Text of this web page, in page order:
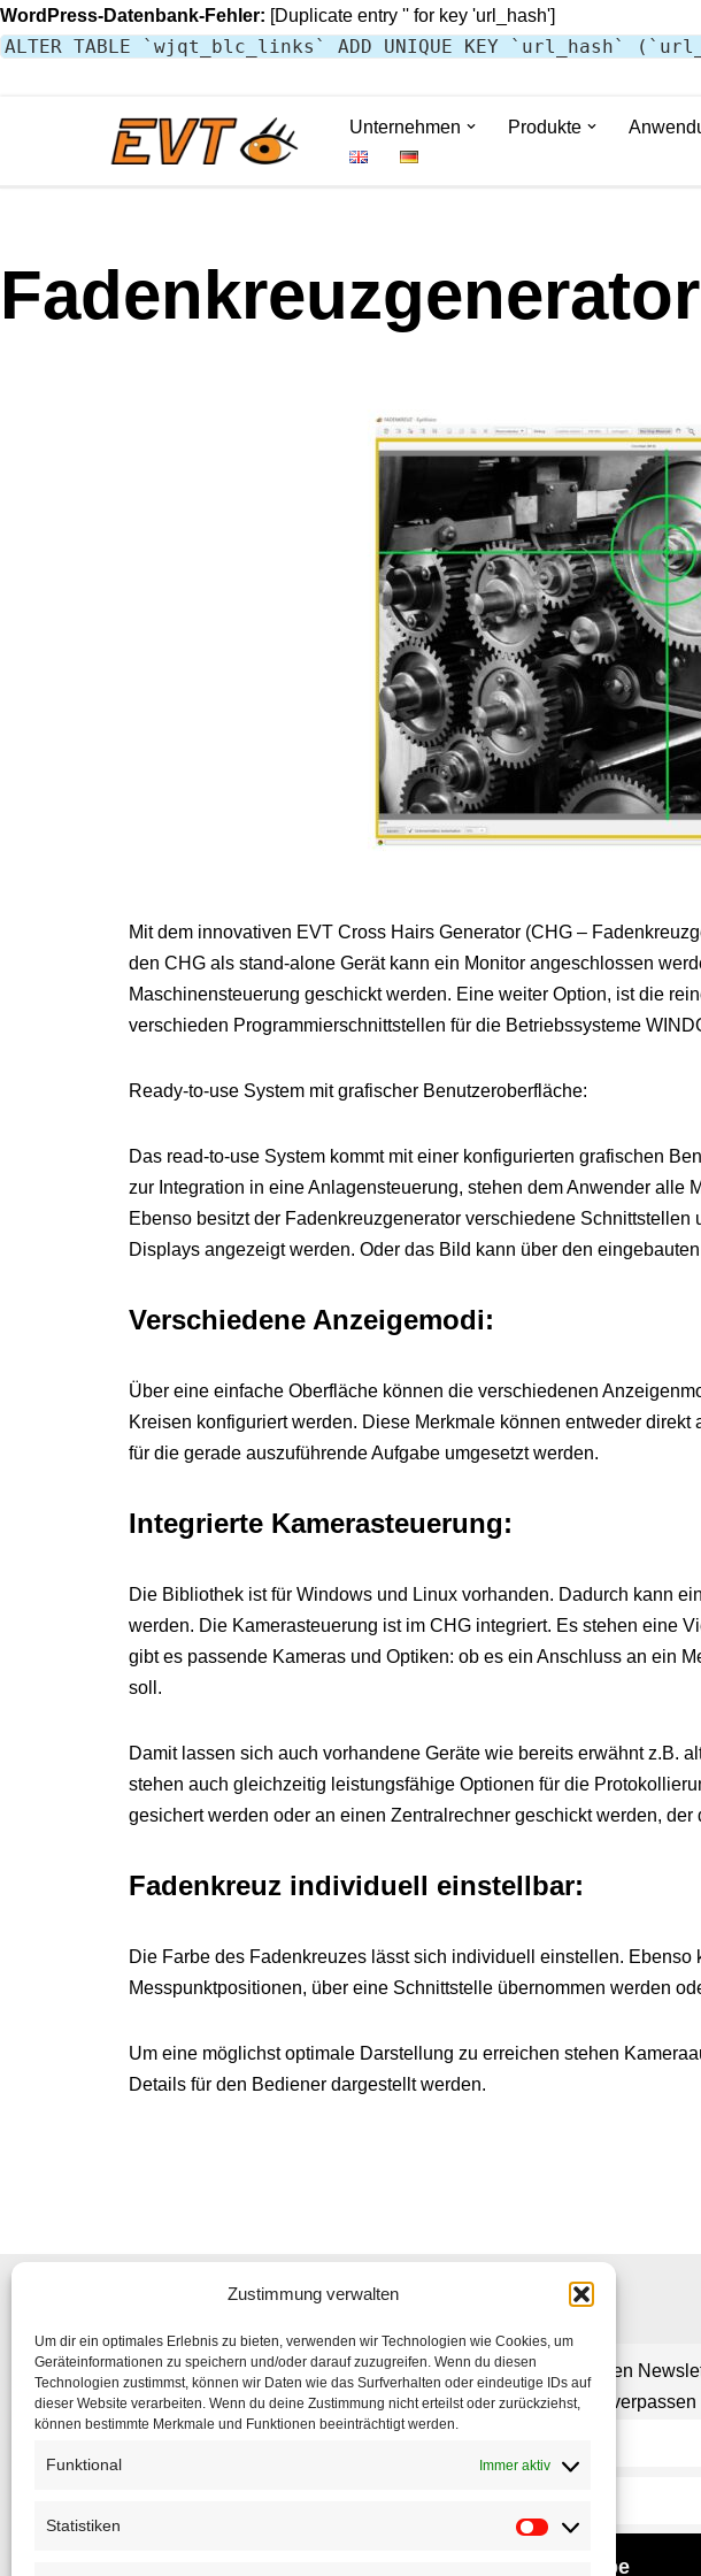
Zustimmung verwalten
Um dir ein optimales Erlebnis zu bieten, verwenden wir Technologien wie Cookies, um
Geräteinformationen zu speichern und/oder darauf zuzugreifen. Wenn du diesen
Technologien zustimmst, können wir Daten wie das Surfverhalten oder eindeutige IDs auf
dieser Website verarbeiten. Wenn du deine Zustimmung nicht erteilst oder zurückziehst,
können bestimmte Merkmale und Funktionen beeinträchtigt werden.
Funktional Immer aktiv
Statistiken
WordPress-Datenbank-Fehler: [Duplicate entry '' for key 'url_hash']
ALTER TABLE `wjqt_blc_links` ADD UNIQUE KEY `url_hash`
Unternehmen Produkte
Fadenkreuzgenerator
Mit dem innovativen EVT Cross Hairs Generator (CHG –
den CHG als stand-alone Gerät kann ein Monitor angeschlossen
Maschinensteuerung geschickt werden. Eine weiter Option, ist die
verschieden Programmierschnittstellen für die Betriebssysteme
Ready-to-use System mit grafischer Benutzeroberfläche:
Das read-to-use System kommt mit einer konfigurierten grafischen
zur Integration in eine Anlagensteuerung, stehen dem Anwender
Ebenso besitzt der Fadenkreuzgenerator verschiedene
Displays angezeigt werden. Oder das Bild kann über den
Verschiedene Anzeigemodi:
Über eine einfache Oberfläche können die verschiedenen
Kreisen konfiguriert werden. Diese Merkmale können entweder
für die gerade auszuführende Aufgabe umgesetzt werden.
Integrierte Kamerasteuerung:
Die Bibliothek ist für Windows und Linux vorhanden. Dadurch kann
werden. Die Kamerasteuerung ist im CHG integriert. Es stehen eine
gibt es passende Kameras und Optiken: ob es ein Anschluss an ein
soll.
Damit lassen sich auch vorhandene Geräte wie bereits erwähnt z.B.
stehen auch gleichzeitig leistungsfähige Optionen für die
gesichert werden oder an einen Zentralrechner geschickt werden,
Fadenkreuz individuell einstellbar:
Die Farbe des Fadenkreuzes lässt sich individuell einstellen.
Messpunktpositionen, über eine Schnittstelle übernommen werden
Um eine möglichst optimale Darstellung zu erreichen stehen
Details für den Bediener dargestellt werden.
Abonnieren Sie unseren
um nichts mehr zu verpassen
Subscribe